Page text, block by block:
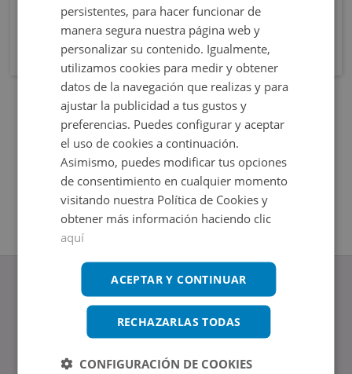
www.altamirainmuebles.com
Edificio Skylight
Avenida de Manoteras 14-16, 28050, Madrid
persistentes, para hacer funcionar de
manera segura nuestra página web y
personalizar su contenido. Igualmente,
utilizamos cookies para medir y obtener
datos de la navegación que realizas y para
ajustar la publicidad a tus gustos y
preferencias. Puedes configurar y aceptar
el uso de cookies a continuación.
Asimismo, puedes modificar tus opciones
de consentimiento en cualquier momento
visitando nuestra Política de Cookies y
obtener más información haciendo clic
aquí
ACEPTAR Y CONTINUAR
RECHAZARLAS TODAS
CONFIGURACIÓN DE COOKIES